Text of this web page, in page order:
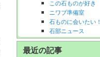
この石ものが好き
ニワブ準備室
石ものに会いたい！
石部ニュース
最近の記事